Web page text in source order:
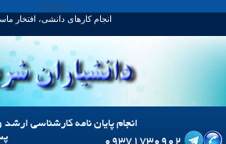
Google+
انجام کارهای دانشی، افتخار
انجام پایان نامه کارشناسی